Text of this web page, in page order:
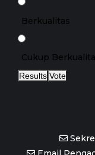
Berkualitas
Cukup
Results Vote